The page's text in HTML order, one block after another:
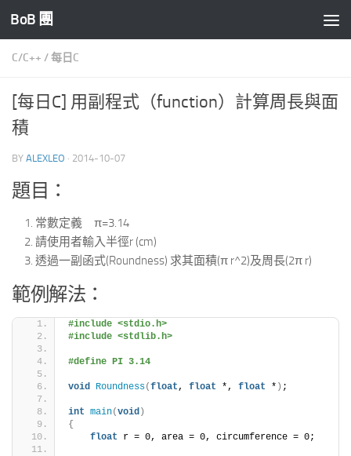
Skip to content
BoB 團
C/C++ /每日C
[每日C] 用副程式（function）計算周長與面
積
BY ALEXLEO · 2014-10-07
題目：
常數定義 π=3.14
請使用者輸入半徑r (cm)
透過一副函式(Roundness) 求其面積(π r^2)及周長(2π r)
範例解法：
#include <stdio.h>
#include <stdlib.h>
#define PI 3.14
void Roundness(float, float *, float * ) ;
int main(void )
{
float r = 0, area = 0, circumference = 0;